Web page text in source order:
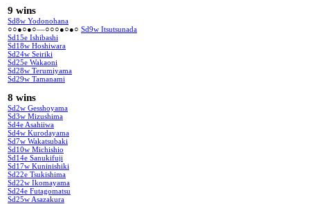
9 wins
Sd8w Yodonohana
○○●○●○––○○○●○●○ Sd9w Itsutsunada
Sd15e Ishibashi
Sd18w Hoshiwara
Sd24w Seiriki
Sd25e Wakaoni
Sd28w Terumiyama
Sd29w Tamanami
8 wins
Sd2w Gesshoyama
Sd3w Mizushima
Sd4e Asahiiwa
Sd4w Kurodayama
Sd7w Wakatsubaki
Sd10w Michishio
Sd14e Sanukifuji
Sd17w Kuninishiki
Sd22e Tsukishima
Sd22w Ikomayama
Sd24e Futagomatsu
Sd25w Asazakura